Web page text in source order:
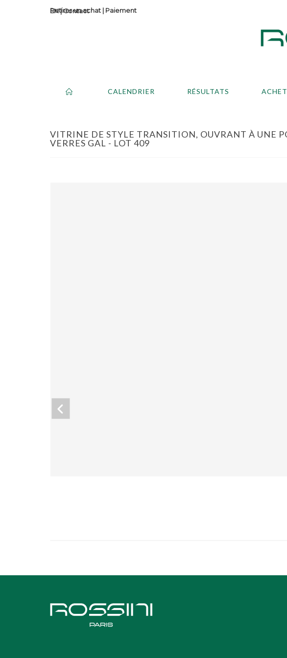
Contact
Retirer un achat | Paiement
CALENDRIER RÉSULTATS
VITRINE DE STYLE TRANSITION, OUVRANT À UNE
VERRES GAL - LOT 409